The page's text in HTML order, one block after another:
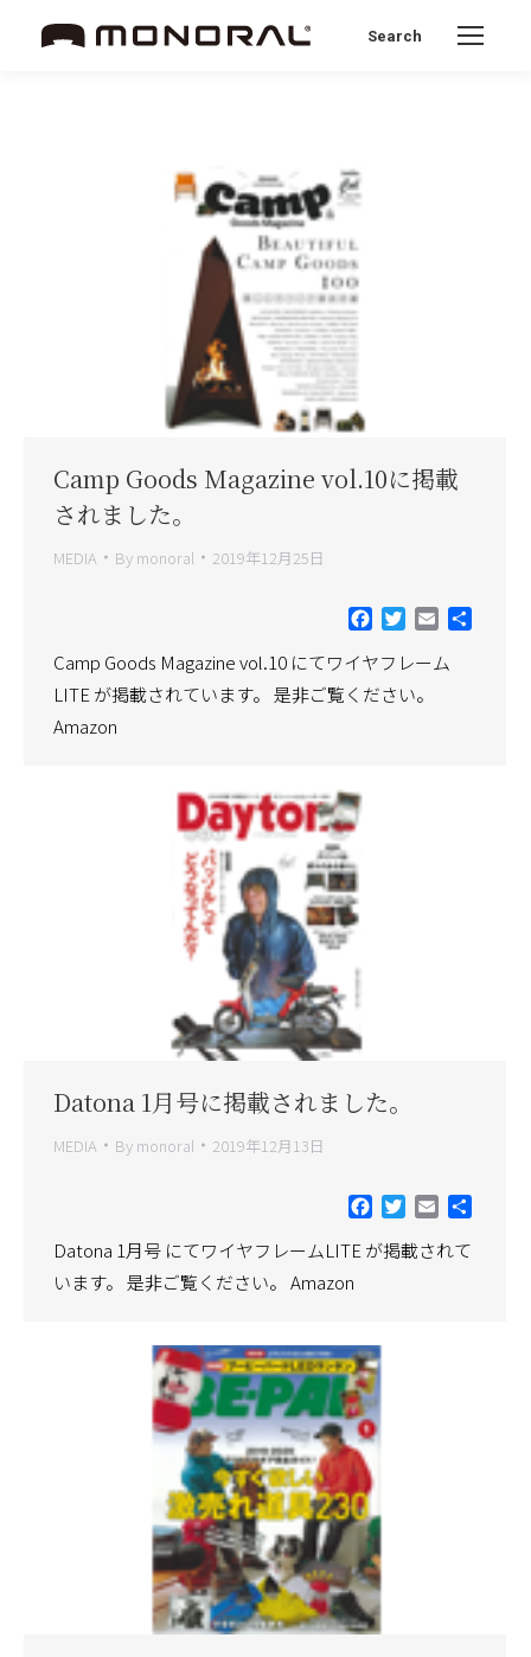
Search:
Search
Camp Goods Magazine vol.10に掲載
されました。
MEDIA By monoral 2019年12月25日
Facebook
Twitter
Email
Camp Goods Magazine vol.10 にてワイヤフレーム
LITE が掲載されています。 是非ご覧ください。
Amazon
Datona 1月号に掲載されました。
MEDIA By monoral 2019年12月13日
Facebook
Twitter
Email
Datona 1月号 にてワイヤフレームLITE が掲載されて
います。 是非ご覧ください。 Amazon